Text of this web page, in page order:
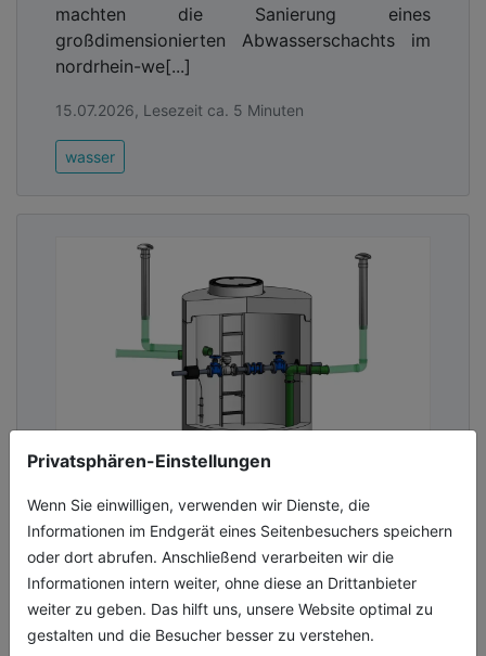
Privatsphären-Einstellungen
Wenn Sie einwilligen, verwenden wir Dienste, die
Informationen im Endgerät eines Seitenbesuchers speichern
oder dort abrufen. Anschließend verarbeiten wir die
Informationen intern weiter, ohne diese an Drittanbieter
weiter zu geben. Das hilft uns, unsere Website optimal zu
gestalten und die Besucher besser zu verstehen.
machten die Sanierung eines
großdimensionierten Abwasserschachts im
nordrhein-we[...]
15.07.2026, Lesezeit ca. 5 Minuten
wasser
Präzise Technik für sichere
Versorgung
Der neue Mengenmessschacht VodaCheck
von Mall wurde speziell für den Einsatz in
kommunalen und industriellen
Trinkwassernetzen mit Durchflussleistungen